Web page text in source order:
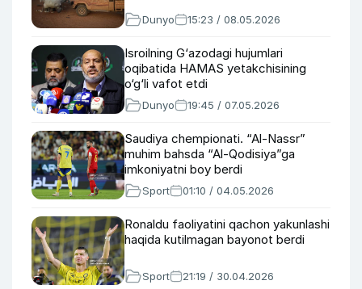
Dunyo 15:23 / 08.05.2026
Isroilning G‘azodagi hujumlari
oqibatida HAMAS yetakchisining
o‘g‘li vafot etdi
Dunyo 19:45 / 07.05.2026
Saudiya chempionati. “Al-Nassr”
muhim bahsda “Al-Qodisiya”ga
imkoniyatni boy berdi
Sport 01:10 / 04.05.2026
Ronaldu faoliyatini qachon yakunlashi
haqida kutilmagan bayonot berdi
Sport 21:19 / 30.04.2026